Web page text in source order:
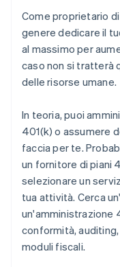
Come proprietario
genere dedicare il
al massimo per
caso non si tratterà
delle risorse umane.
In teoria, puoi
401(k) o assumere
faccia per te.
un fornitore di piani
selezionare un
tua attività. Cerca
un'amministrazione
conformità,
moduli fiscali.